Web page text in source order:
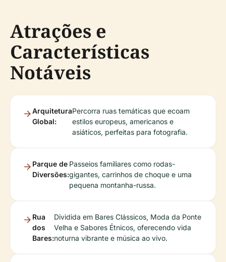
Atrações e
Características
Notáveis
Arquitetura
Global:
Percorra ruas temáticas que ecoam
estilos europeus, americanos e
asiáticos, perfeitas para fotografia.
Parque de
Diversões:
Passeios familiares como rodas-
gigantes, carrinhos de choque e uma
pequena montanha-russa.
Rua
dos
Bares:
Dividida em Bares Clássicos, Moda da Ponte
Velha e Sabores Étnicos, oferecendo vida
noturna vibrante e música ao vivo.